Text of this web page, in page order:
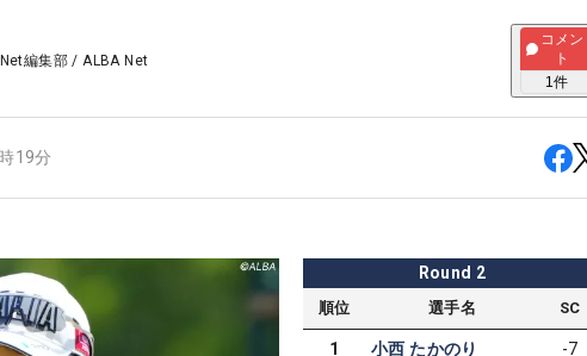
編集部 /ALBA Net
コメン
ト
1件
19分
Round 2
順位 選手名 SC
1 小西 たかのり -7